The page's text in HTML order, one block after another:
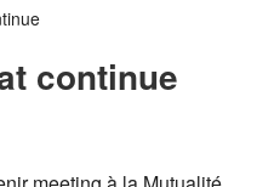
continue